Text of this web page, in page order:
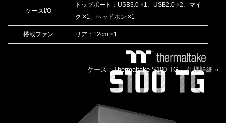
ケースI/O
トップポート：USB3.0 ×1、USB2.0 ×2、マイ
ク ×1、ヘッドホン ×1
搭載ファン リア：12cm ×1
ケース：Thermaltake S100 TG仕様詳細 »